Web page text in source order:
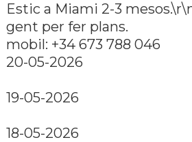
Estic a Miami 2-3
gent per fer plans.
mobil: +34 673 788 046
20-05-2026
19-05-2026
18-05-2026